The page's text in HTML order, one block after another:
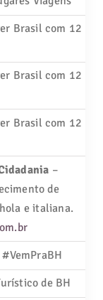
Brasil com 12
Brasil com 12
Brasil com 12
–
de
e italiana.
de BH